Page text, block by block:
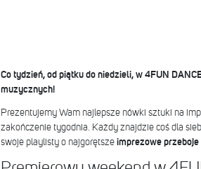
Co tydzień, od piątku do niedzieli, w 4FUN
muzycznych!
Prezentujemy Wam najlepsze nówki sztuki na
zakończenie tygodnia. Każdy znajdzie coś dla
swoje playlisty o najgorętsze imprezowe